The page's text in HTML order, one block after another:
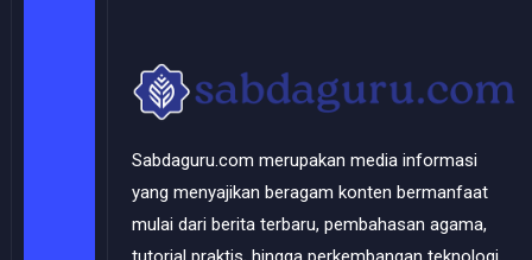
Sabdaguru.com merupakan media informasi
yang menyajikan beragam konten bermanfaat
mulai dari berita terbaru, pembahasan agama,